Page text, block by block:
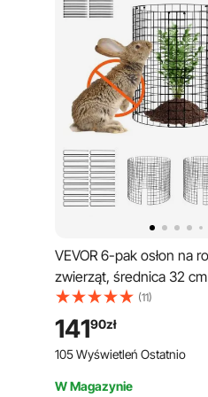
VEVOR 6-pak osłon na
zwierząt, średnica 32
cm, siatki ochronne na
rośliny ogrodowe, kwiaty
chronią przed królikami,
wiewiórkami, 18-
siatka
(11)
14190zł
105 Wyświetleń Ostatnio
W Magazynie